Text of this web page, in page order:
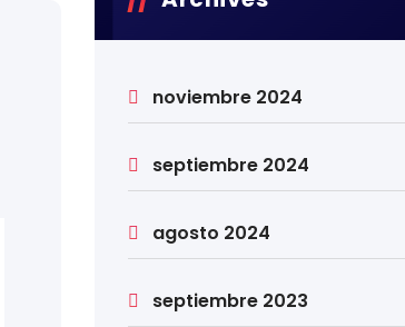
noviembre 2024
septiembre 2024
agosto 2024
septiembre 2023